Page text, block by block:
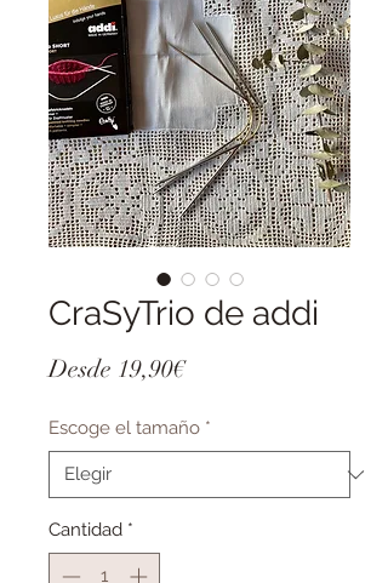
CraSyTrio de addi
Desde 19,90€Precio
oferta
Escoge el tamaño *
Cantidad *